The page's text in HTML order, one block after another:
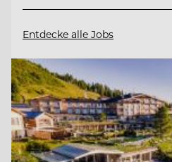
Entdecke alle Jobs